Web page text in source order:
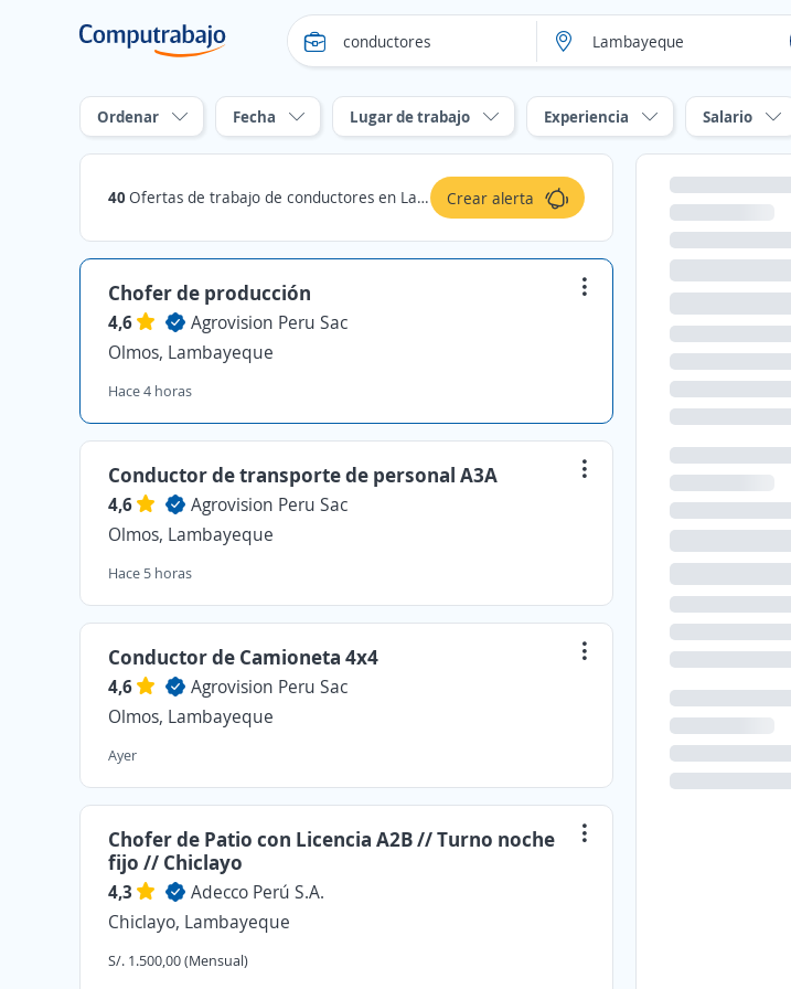
Ordenar Fecha Lugar de trabajo Experiencia Salario
40 Ofertas de trabajo de conductores en Lambayeque Crear alerta
Chofer de producción
4,6
Agrovision Peru Sac
Olmos, Lambayeque
Hace 4 horas
Conductor de transporte de personal A3A
4,6
Agrovision Peru Sac
Olmos, Lambayeque
Hace 5 horas
Conductor de Camioneta 4x4
4,6
Agrovision Peru Sac
Olmos, Lambayeque
Ayer
Chofer de Patio con Licencia A2B // Turno noche
fijo // Chiclayo
4,3
Adecco Perú S.A.
Chiclayo, Lambayeque
S/. 1.500,00 (Mensual)